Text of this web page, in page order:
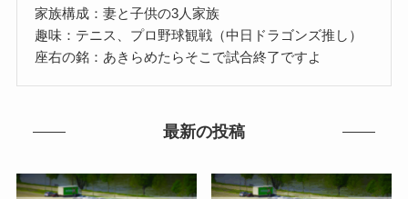
家族構成：妻と子供の3人家族
趣味：テニス、プロ野球観戦（中日ドラゴンズ推し）
座右の銘：あきらめたらそこで試合終了ですよ
最新の投稿